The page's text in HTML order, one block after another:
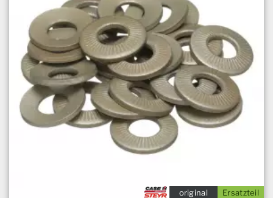
Ersatzteil
original